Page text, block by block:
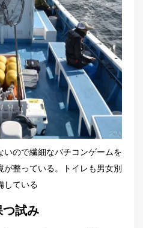
ので繊細なバチコンゲームを
整っている。トイレも男女別
している
試み